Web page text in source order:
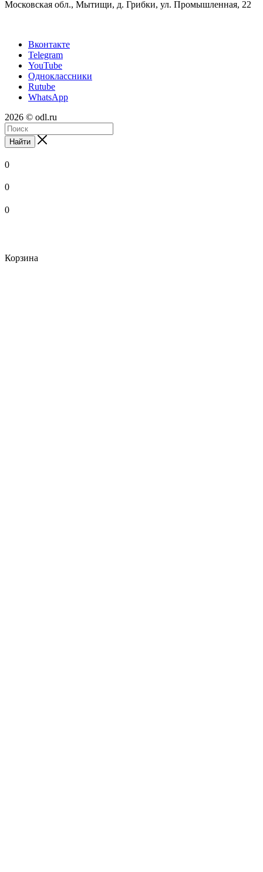
Московская обл., Мытищи, д. Грибки, ул. Промышленная, 22
Вконтакте
Telegram
YouTube
Одноклассники
Rutube
WhatsApp
2026 © odl.ru
Найти
0
0
0
Корзина